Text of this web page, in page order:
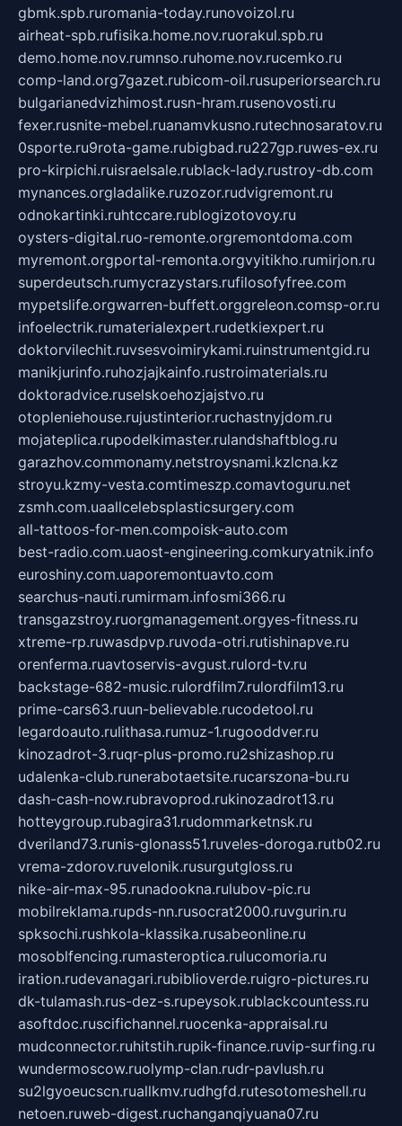
gbmk.spb.ruromania-today.runovoizol.ru
airheat-spb.rufisika.home.nov.ruorakul.spb.ru
demo.home.nov.rumnso.ruhome.nov.rucemko.ru
comp-land.org7gazet.rubicom-oil.rusuperiorsearch.ru
bulgarianedvizhimost.rusn-hram.rusenovosti.ru
fexer.rusnite-mebel.ruanamvkusno.rutechnosaratov.ru
0sporte.ru9rota-game.rubigbad.ru227gp.ruwes-ex.ru
pro-kirpichi.ruisraelsale.rublack-lady.rustroy-db.com
mynances.orgladalike.ruzozor.rudvigremont.ru
odnokartinki.ruhtccare.rublogizotovoy.ru
oysters-digital.ruo-remonte.orgremontdoma.com
myremont.orgportal-remonta.orgvyitikho.rumirjon.ru
superdeutsch.rumycrazystars.rufilosofyfree.com
mypetslife.orgwarren-buffett.orggreleon.comsp-or.ru
infoelectrik.rumaterialexpert.rudetkiexpert.ru
doktorvilechit.ruvsesvoimirykami.ruinstrumentgid.ru
manikjurinfo.ruhozjajkainfo.rustroimaterials.ru
doktoradvice.ruselskoehozjajstvo.ru
otopleniehouse.rujustinterior.ruchastnyjdom.ru
mojateplica.rupodelkimaster.rulandshaftblog.ru
garazhov.commonamy.netstroysnami.kzlcna.kz
stroyu.kzmy-vesta.comtimeszp.comavtoguru.net
zsmh.com.uaallcelebsplasticsurgery.com
all-tattoos-for-men.compoisk-auto.com
best-radio.com.uaost-engineering.comkuryatnik.info
euroshiny.com.uaporemontuavto.com
searchus-nauti.rumirmam.infosmi366.ru
transgazstroy.ruorgmanagement.orgyes-fitness.ru
xtreme-rp.ruwasdpvp.ruvoda-otri.rutishinapve.ru
orenferma.ruavtoservis-avgust.rulord-tv.ru
backstage-682-music.rulordfilm7.rulordfilm13.ru
prime-cars63.ruun-believable.rucodetool.ru
legardoauto.rulithasa.rumuz-1.rugooddver.ru
kinozadrot-3.ruqr-plus-promo.ru2shizashop.ru
udalenka-club.runerabotaetsite.rucarszona-bu.ru
dash-cash-now.rubravoprod.rukinozadrot13.ru
hotteygroup.rubagira31.rudommarketnsk.ru
dveriland73.runis-glonass51.ruveles-doroga.rutb02.ru
vrema-zdorov.ruvelonik.rusurgutgloss.ru
nike-air-max-95.runadookna.rulubov-pic.ru
mobilreklama.rupds-nn.rusocrat2000.ruvgurin.ru
spksochi.rushkola-klassika.rusabeonline.ru
mosoblfencing.rumasteroptica.rulucomoria.ru
iration.rudevanagari.rubiblioverde.ruigro-pictures.ru
dk-tulamash.rus-dez-s.rupeysok.rublackcountess.ru
asoftdoc.ruscifichannel.ruocenka-appraisal.ru
mudconnector.ruhitstih.rupik-finance.ruvip-surfing.ru
wundermoscow.ruolymp-clan.rudr-pavlush.ru
su2lgyoeucscn.ruallkmv.rudhgfd.rutesotomeshell.ru
netoen.ruweb-digest.ruchanganqiyuana07.ru